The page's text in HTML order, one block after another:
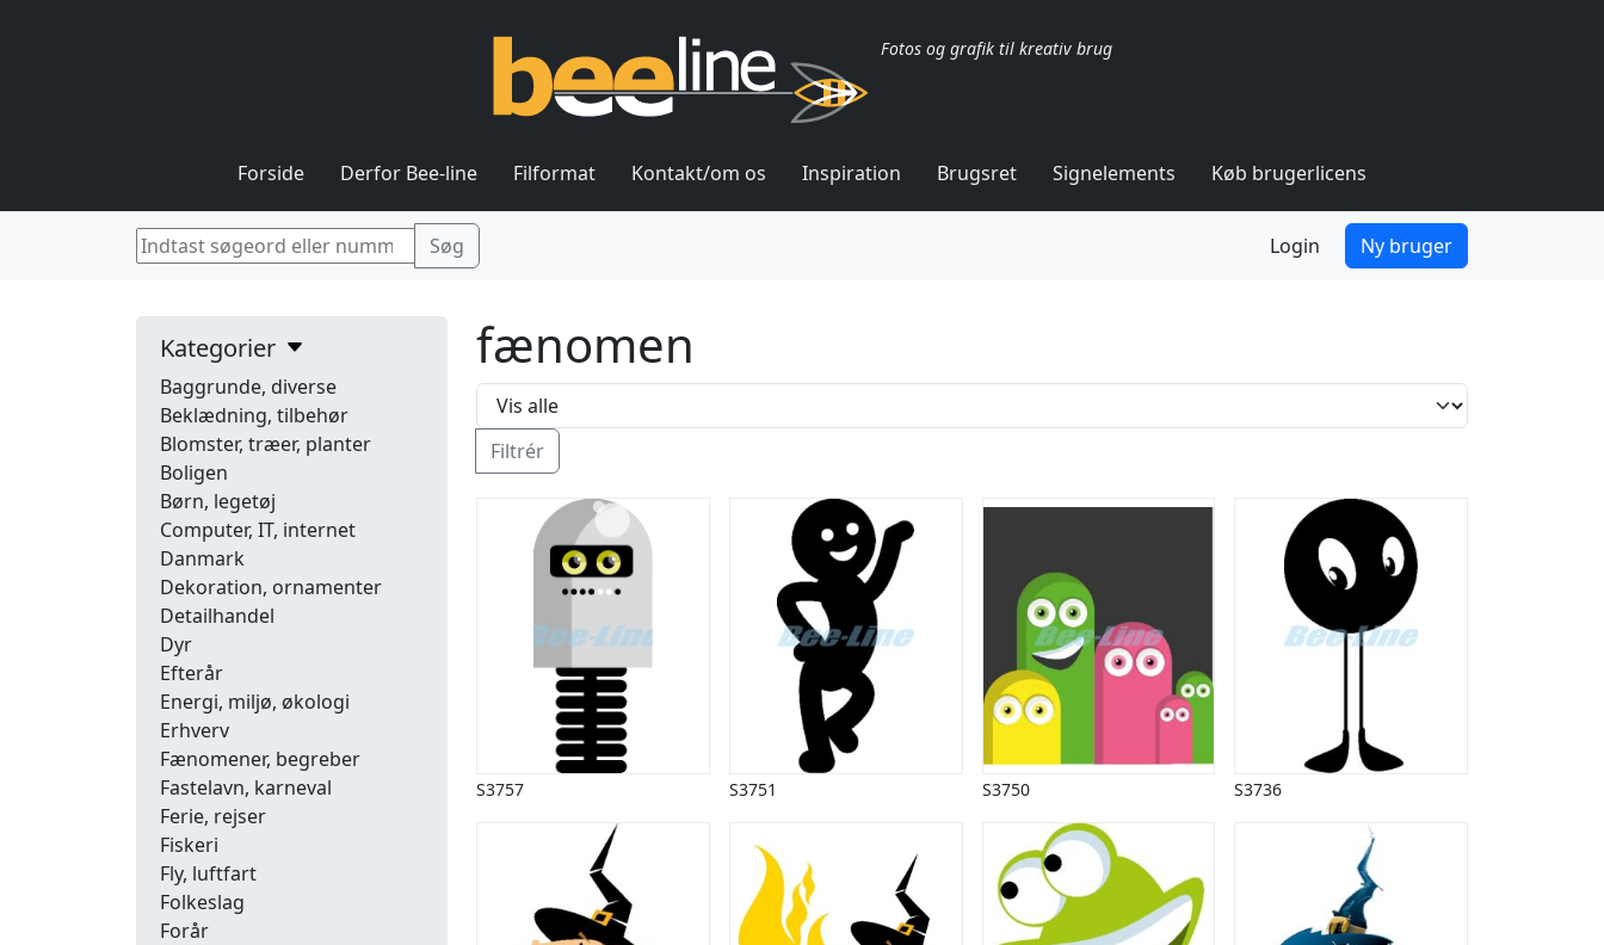
Fotos og grafik til kreativ brug
Forside Derfor Bee-line Filformat Kontakt/om os Inspiration Brugsret Signelements Køb brugerlicens
Login Ny bruger
Kategorier
Baggrunde, diverse
Beklædning, tilbehør
Blomster, træer, planter
Boligen
Børn, legetøj
Computer, IT, internet
Danmark
Dekoration, ornamenter
Detailhandel
Dyr
Efterår
Energi, miljø, økologi
Erhverv
Fænomener, begreber
Fastelavn, karneval
Ferie, rejser
Fiskeri
Fly, luftfart
Folkeslag
Forår
fænomen
Filtrér
S3757 S3751 S3750 S3736